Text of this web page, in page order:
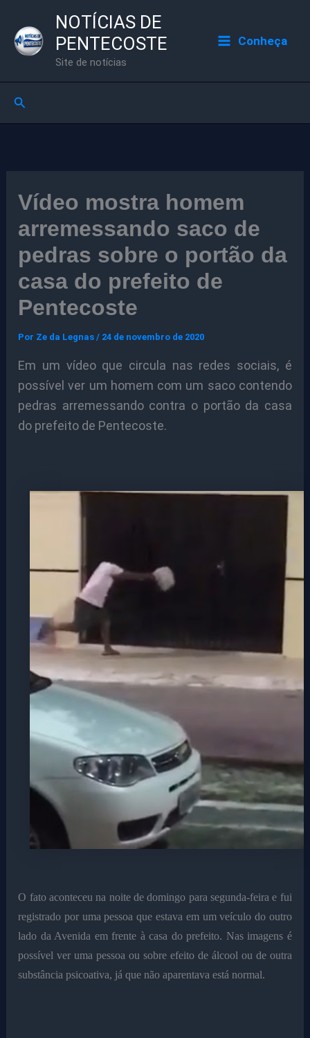
para
NOTÍCIAS DE
PENTECOSTE
Site de notícias
Conheça
Pesquisar
Vídeo mostra homem
arremessando saco de
pedras sobre o portão da
casa do prefeito de
Pentecoste
Por Ze da Legnas/ 24 de novembro de 2020
Em um vídeo que circula nas redes sociais, é
possível ver um homem com um saco contendo
pedras arremessando contra o portão da casa
do prefeito de Pentecoste.
O fato aconteceu na noite de domingo para segunda-feira e fui
registrado por uma pessoa que estava em um veículo do outro
lado da Avenida em frente à casa do prefeito. Nas imagens é
possível ver uma pessoa ou sobre efeito de álcool ou de outra
substância psicoativa, já que não aparentava está normal.